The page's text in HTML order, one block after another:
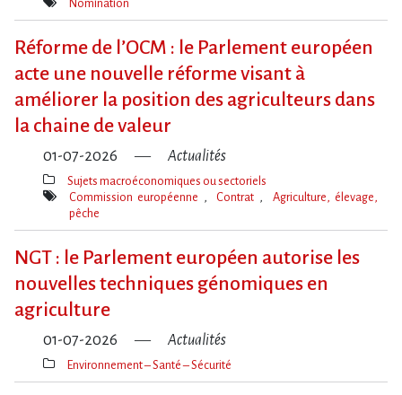
Mot(s)-
Nomination
Réforme de l​‌’OCM : le Parlement européen
acte une nouvelle réforme visant à
améliorer la position des agriculteurs dans
la chaine de valeur
01-07-2026 Actualités
Thèmes(s)
Sujets macroéconomiques ou sectoriels
Mot(s)-
Commission européenne Contrat
Agriculture, élevage,
pêche
NGT : le Parlement européen autorise les
nouvelles techniques génomiques en
agriculture
01-07-2026 Actualités
Thèmes(s)
Environnement – Santé – Sécurité